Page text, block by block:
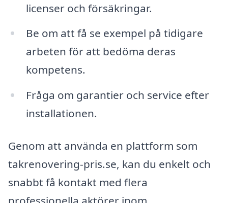
licenser och försäkringar.
Be om att få se exempel på tidigare
arbeten för att bedöma deras
kompetens.
Fråga om garantier och service efter
installationen.
Genom att använda en plattform som
takrenovering-pris.se, kan du enkelt och
snabbt få kontakt med flera